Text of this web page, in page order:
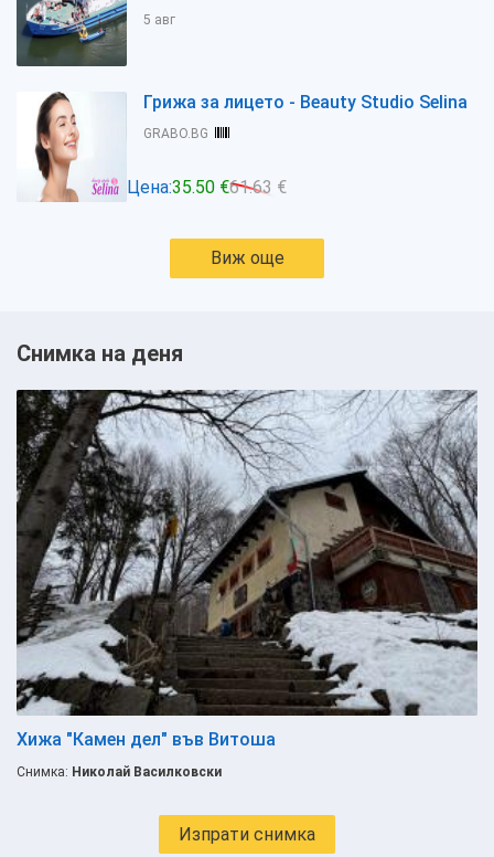
5 авг
Грижа за лицето - Beauty Studio Selina
GRABO.BG
Цена:35.50 €61.63 €
Виж още
Снимка на деня
Хижа "Камен дел" във Витоша
Снимка: Николай Василковски
Изпрати снимка